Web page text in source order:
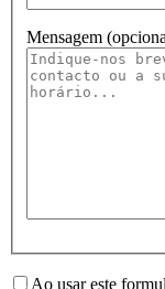
Mensagem
Please leave this field
Ao usar este